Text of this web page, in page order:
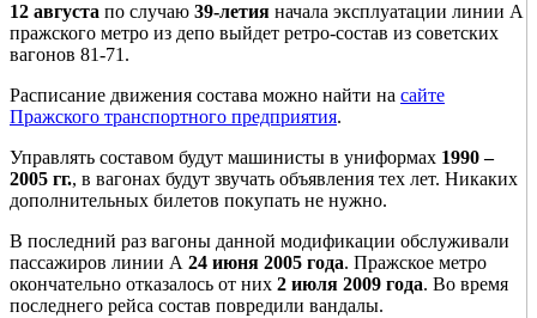
12 августа по случаю 39-летия начала эксплуатации линии А
пражского метро из депо выйдет ретро-состав из советских
вагонов 81-71.
Расписание движения состава можно найти на сайте
Пражского транспортного предприятия.
Управлять составом будут машинисты в униформах 1990 –
2005 гг., в вагонах будут звучать объявления тех лет. Никаких
дополнительных билетов покупать не нужно.
В последний раз вагоны данной модификации обслуживали
пассажиров линии А 24 июня 2005 года. Пражское метро
окончательно отказалось от них 2 июля 2009 года. Во время
последнего рейса состав повредили вандалы.